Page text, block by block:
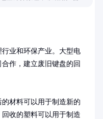
业和环保产业。大型电
作，建立废旧键盘的回
材料可以用于制造新的
收的塑料可以用于制造